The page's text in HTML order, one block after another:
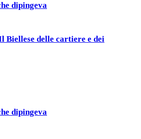
dipingeva
Biellese delle cartiere e dei
dipingeva